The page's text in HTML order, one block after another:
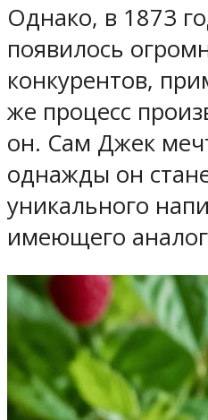
Однако, в 1873
появилось
конкурентов,
же процесс
он. Сам Джек
однажды он
уникального
имеющего